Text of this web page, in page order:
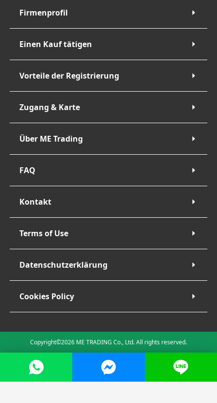
Firmenprofil
Einen Kauf tätigen
Vorteile der Registrierung
Zugang & Karte
Über ME Trading
FAQ
Kontakt
Terms of Use
Datenschutzerklärung
Cookies Policy
Copyright©2026 ME TRADING Co., Ltd. All rights reserved.